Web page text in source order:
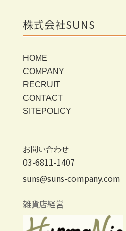
株式会社SUNS
HOME
COMPANY
RECRUIT
CONTACT
SITEPOLICY
お問い合わせ
03-6811-1407
suns@suns-company.com
雑貨店経営